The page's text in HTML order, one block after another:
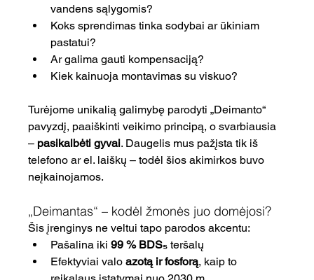
vandens sąlygomis?
Koks sprendimas tinka sodybai ar ūkiniam
pastatui?
Ar galima gauti kompensaciją?
Kiek kainuoja montavimas su viskuo?
Turėjome unikalią galimybę parodyti „Deimanto“
pavyzdį, paaiškinti veikimo principą, o svarbiausia
– pasikalbėti gyvai. Daugelis mus pažįsta tik iš
telefono ar el. laiškų – todėl šios akimirkos buvo
neįkainojamos.
„Deimantas“ – kodėl žmonės juo domėjosi?
Šis įrenginys ne veltui tapo parodos akcentu:
Pašalina iki 99 % BDS₅ teršalų
Efektyviai valo azotą ir fosforą, kaip to